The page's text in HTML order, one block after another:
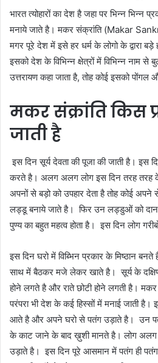
भारत त्योहारों का देश है जहा पर भिन्न भिन्न
मनाये जाते है। मकर संक्रांति (Makar
मगर पूरे देश में इसे हर धर्म के लोगो के द्वारा बड़े
इसको देश के विभिन्न क्षेत्रों में विभिन्न नाम से
उत्तरायण कहा जाता है, तोह कोई इसको पोंगल
मकर संक्रांति किस
जाती है
इस दिन सूर्य देवता की पूजा की जाती है। इस
करते है। अलग अलग लोगइस दिन तरह तरह
अपनों से बड़ो को उपहार देता है तोह कोई
लड्डू बनाये जाते है। फिर उन लड्डुओं को दान
पुण्य का बहुत महत्व होता है। इस दिन लोग
इस दिन घरो में विब्भिन प्रकार के मिष्ठान
साथ में बैठकर मजे लेकर खाते है। सूर्य के
होने लगते है और राते छोटी होने लगती है।
परंपरा भी देश के कई हिस्सों में मनाई जाती है।
आते है और अपने घरो से पतंग उड़ाते है। उन
के काट जाने के बाद ख़ुशी मानते है। लोग अलग
उड़ाते है। इस दिन पूरे आसमान में पतंग ही